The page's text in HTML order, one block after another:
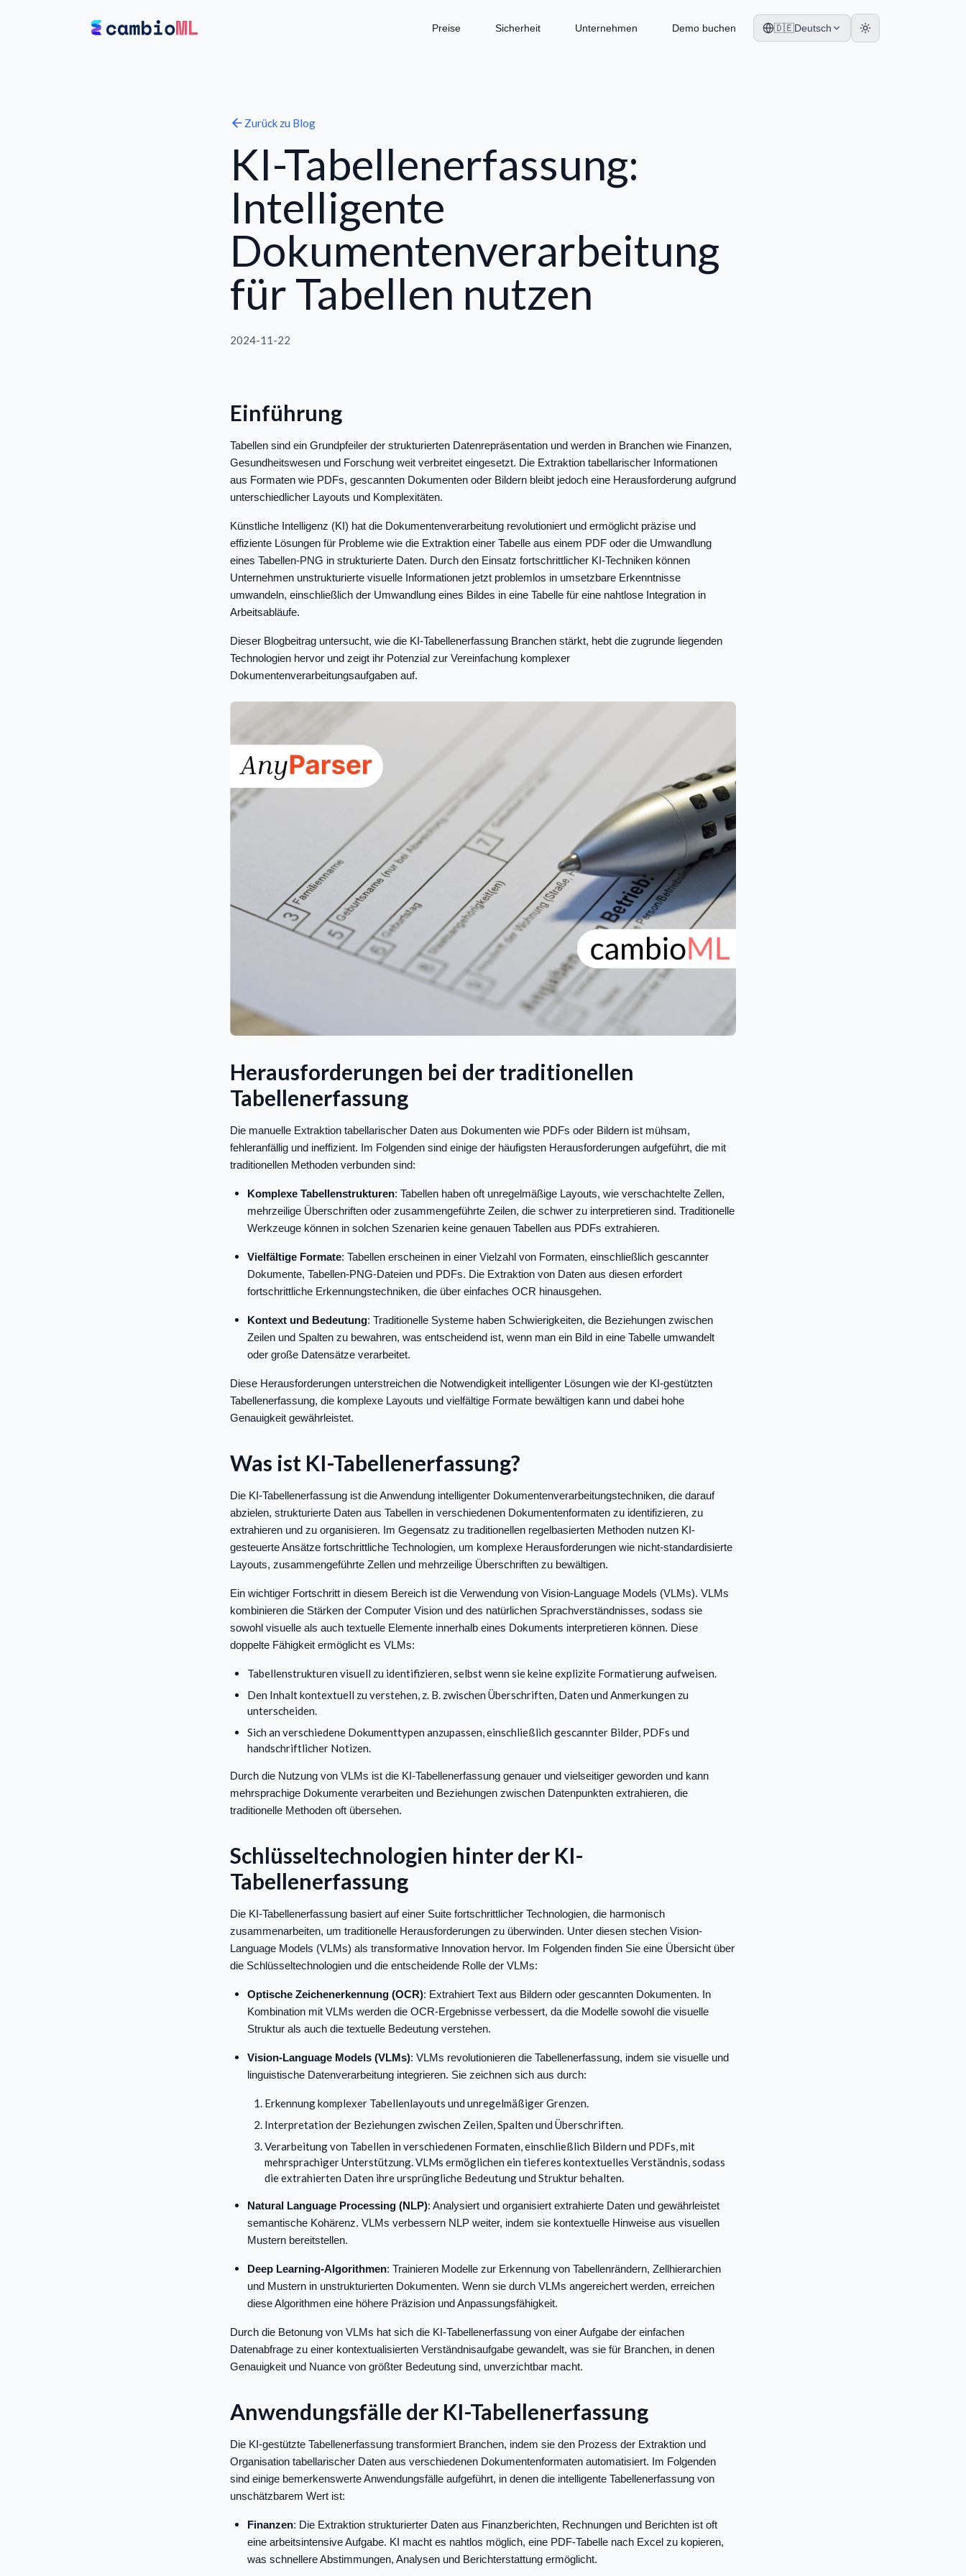
Preise Sicherheit Unternehmen Demo buchen 🇩🇪Deutsch
Zurück zu Blog
KI-Tabellenerfassung:
Intelligente
Dokumentenverarbeitung
für Tabellen nutzen
2024-11-22
Einführung
Tabellen sind ein Grundpfeiler der strukturierten Datenrepräsentation und werden in Branchen wie Finanzen,
Gesundheitswesen und Forschung weit verbreitet eingesetzt. Die Extraktion tabellarischer Informationen
aus Formaten wie PDFs, gescannten Dokumenten oder Bildern bleibt jedoch eine Herausforderung aufgrund
unterschiedlicher Layouts und Komplexitäten.
Künstliche Intelligenz (KI) hat die Dokumentenverarbeitung revolutioniert und ermöglicht präzise und
effiziente Lösungen für Probleme wie die Extraktion einer Tabelle aus einem PDF oder die Umwandlung
eines Tabellen-PNG in strukturierte Daten. Durch den Einsatz fortschrittlicher KI-Techniken können
Unternehmen unstrukturierte visuelle Informationen jetzt problemlos in umsetzbare Erkenntnisse
umwandeln, einschließlich der Umwandlung eines Bildes in eine Tabelle für eine nahtlose Integration in
Arbeitsabläufe.
Dieser Blogbeitrag untersucht, wie die KI-Tabellenerfassung Branchen stärkt, hebt die zugrunde liegenden
Technologien hervor und zeigt ihr Potenzial zur Vereinfachung komplexer
Dokumentenverarbeitungsaufgaben auf.
Herausforderungen bei der traditionellen
Tabellenerfassung
Die manuelle Extraktion tabellarischer Daten aus Dokumenten wie PDFs oder Bildern ist mühsam,
fehleranfällig und ineffizient. Im Folgenden sind einige der häufigsten Herausforderungen aufgeführt, die mit
traditionellen Methoden verbunden sind:
Komplexe Tabellenstrukturen: Tabellen haben oft unregelmäßige Layouts, wie verschachtelte Zellen,
mehrzeilige Überschriften oder zusammengeführte Zeilen, die schwer zu interpretieren sind. Traditionelle
Werkzeuge können in solchen Szenarien keine genauen Tabellen aus PDFs extrahieren.
Vielfältige Formate: Tabellen erscheinen in einer Vielzahl von Formaten, einschließlich gescannter
Dokumente, Tabellen-PNG-Dateien und PDFs. Die Extraktion von Daten aus diesen erfordert
fortschrittliche Erkennungstechniken, die über einfaches OCR hinausgehen.
Kontext und Bedeutung: Traditionelle Systeme haben Schwierigkeiten, die Beziehungen zwischen
Zeilen und Spalten zu bewahren, was entscheidend ist, wenn man ein Bild in eine Tabelle umwandelt
oder große Datensätze verarbeitet.
Diese Herausforderungen unterstreichen die Notwendigkeit intelligenter Lösungen wie der KI-gestützten
Tabellenerfassung, die komplexe Layouts und vielfältige Formate bewältigen kann und dabei hohe
Genauigkeit gewährleistet.
Was ist KI-Tabellenerfassung?
Die KI-Tabellenerfassung ist die Anwendung intelligenter Dokumentenverarbeitungstechniken, die darauf
abzielen, strukturierte Daten aus Tabellen in verschiedenen Dokumentenformaten zu identifizieren, zu
extrahieren und zu organisieren. Im Gegensatz zu traditionellen regelbasierten Methoden nutzen KI-
gesteuerte Ansätze fortschrittliche Technologien, um komplexe Herausforderungen wie nicht-standardisierte
Layouts, zusammengeführte Zellen und mehrzeilige Überschriften zu bewältigen.
Ein wichtiger Fortschritt in diesem Bereich ist die Verwendung von Vision-Language Models (VLMs). VLMs
kombinieren die Stärken der Computer Vision und des natürlichen Sprachverständnisses, sodass sie
sowohl visuelle als auch textuelle Elemente innerhalb eines Dokuments interpretieren können. Diese
doppelte Fähigkeit ermöglicht es VLMs:
Tabellenstrukturen visuell zu identifizieren, selbst wenn sie keine explizite Formatierung aufweisen.
Den Inhalt kontextuell zu verstehen, z. B. zwischen Überschriften, Daten und Anmerkungen zu
unterscheiden.
Sich an verschiedene Dokumenttypen anzupassen, einschließlich gescannter Bilder, PDFs und
handschriftlicher Notizen.
Durch die Nutzung von VLMs ist die KI-Tabellenerfassung genauer und vielseitiger geworden und kann
mehrsprachige Dokumente verarbeiten und Beziehungen zwischen Datenpunkten extrahieren, die
traditionelle Methoden oft übersehen.
Schlüsseltechnologien hinter der KI-
Tabellenerfassung
Die KI-Tabellenerfassung basiert auf einer Suite fortschrittlicher Technologien, die harmonisch
zusammenarbeiten, um traditionelle Herausforderungen zu überwinden. Unter diesen stechen Vision-
Language Models (VLMs) als transformative Innovation hervor. Im Folgenden finden Sie eine Übersicht über
die Schlüsseltechnologien und die entscheidende Rolle der VLMs:
Optische Zeichenerkennung (OCR): Extrahiert Text aus Bildern oder gescannten Dokumenten. In
Kombination mit VLMs werden die OCR-Ergebnisse verbessert, da die Modelle sowohl die visuelle
Struktur als auch die textuelle Bedeutung verstehen.
Vision-Language Models (VLMs): VLMs revolutionieren die Tabellenerfassung, indem sie visuelle und
linguistische Datenverarbeitung integrieren. Sie zeichnen sich aus durch:
Erkennung komplexer Tabellenlayouts und unregelmäßiger Grenzen.
Interpretation der Beziehungen zwischen Zeilen, Spalten und Überschriften.
Verarbeitung von Tabellen in verschiedenen Formaten, einschließlich Bildern und PDFs, mit
mehrsprachiger Unterstützung. VLMs ermöglichen ein tieferes kontextuelles Verständnis, sodass
die extrahierten Daten ihre ursprüngliche Bedeutung und Struktur behalten.
Natural Language Processing (NLP): Analysiert und organisiert extrahierte Daten und gewährleistet
semantische Kohärenz. VLMs verbessern NLP weiter, indem sie kontextuelle Hinweise aus visuellen
Mustern bereitstellen.
Deep Learning-Algorithmen: Trainieren Modelle zur Erkennung von Tabellenrändern, Zellhierarchien
und Mustern in unstrukturierten Dokumenten. Wenn sie durch VLMs angereichert werden, erreichen
diese Algorithmen eine höhere Präzision und Anpassungsfähigkeit.
Durch die Betonung von VLMs hat sich die KI-Tabellenerfassung von einer Aufgabe der einfachen
Datenabfrage zu einer kontextualisierten Verständnisaufgabe gewandelt, was sie für Branchen, in denen
Genauigkeit und Nuance von größter Bedeutung sind, unverzichtbar macht.
Anwendungsfälle der KI-Tabellenerfassung
Die KI-gestützte Tabellenerfassung transformiert Branchen, indem sie den Prozess der Extraktion und
Organisation tabellarischer Daten aus verschiedenen Dokumentenformaten automatisiert. Im Folgenden
sind einige bemerkenswerte Anwendungsfälle aufgeführt, in denen die intelligente Tabellenerfassung von
unschätzbarem Wert ist:
Finanzen: Die Extraktion strukturierter Daten aus Finanzberichten, Rechnungen und Berichten ist oft
eine arbeitsintensive Aufgabe. KI macht es nahtlos möglich, eine PDF-Tabelle nach Excel zu kopieren,
was schnellere Abstimmungen, Analysen und Berichterstattung ermöglicht.